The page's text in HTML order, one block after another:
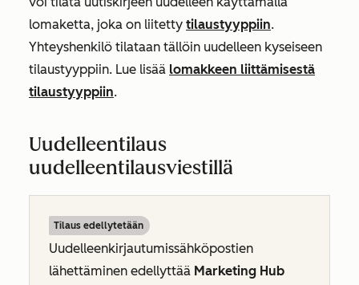
lomaketta, joka on liitetty tilaustyyppiin.
Yhteyshenkilö tilataan tällöin uudelleen kyseiseen
tilaustyyppiin. Lue lisää lomakkeen liittämisestä
tilaustyyppiin.
Uudelleentilaus
uudelleentilausviestillä
Tilaus edellytetään
Uudelleenkirjautumissähköpostien
lähettäminen edellyttää Marketing Hub